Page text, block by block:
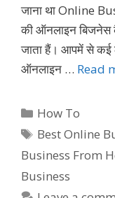
जाना था Online
की ऑनलाइन
जाता हैं। आपमें से कई
ऑनलाइन … Read
Categories
How To
Tags
Best Online
Business From
Business